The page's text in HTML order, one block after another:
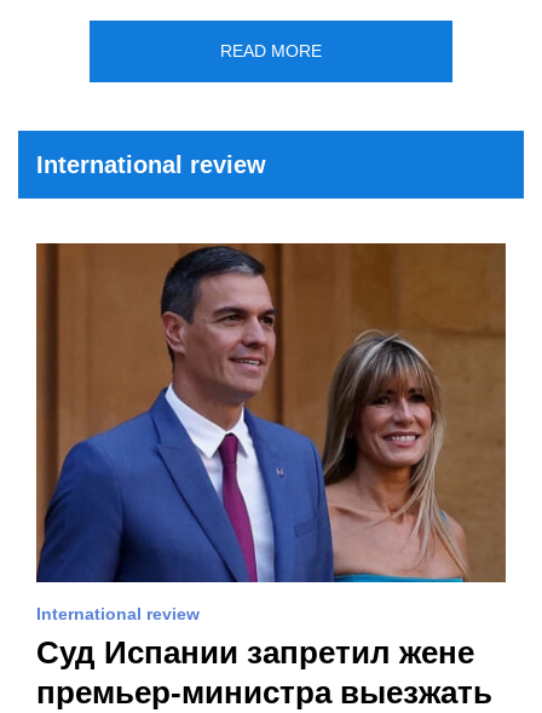
READ MORE
International review
International review
Суд Испании запретил жене
премьер-министра выезжать